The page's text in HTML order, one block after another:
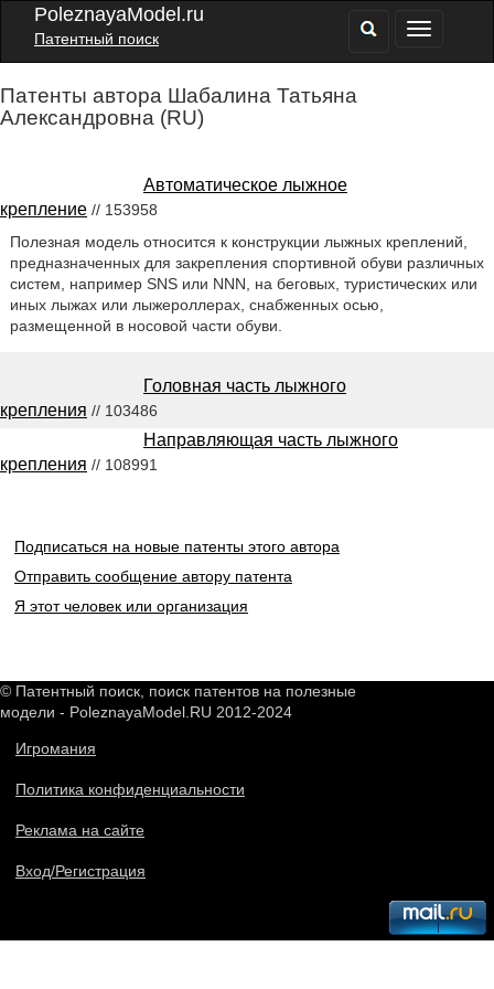
PoleznayaModel.ru
Патентный поиск
Патенты автора Шабалина Татьяна
Александровна (RU)
Автоматическое лыжное
крепление // 153958
Полезная модель относится к конструкции лыжных креплений,
предназначенных для закрепления спортивной обуви различных
систем, например SNS или NNN, на беговых, туристических или
иных лыжах или лыжероллерах, снабженных осью,
размещенной в носовой части обуви.
Головная часть лыжного
крепления // 103486
Направляющая часть лыжного
крепления // 108991
Подписаться на новые патенты этого автора
Отправить сообщение автору патента
Я этот человек или организация
© Патентный поиск, поиск патентов на полезные
модели - PoleznayaModel.RU 2012-2024
Игромания
Политика конфиденциальности
Реклама на сайте
Вход/Регистрация